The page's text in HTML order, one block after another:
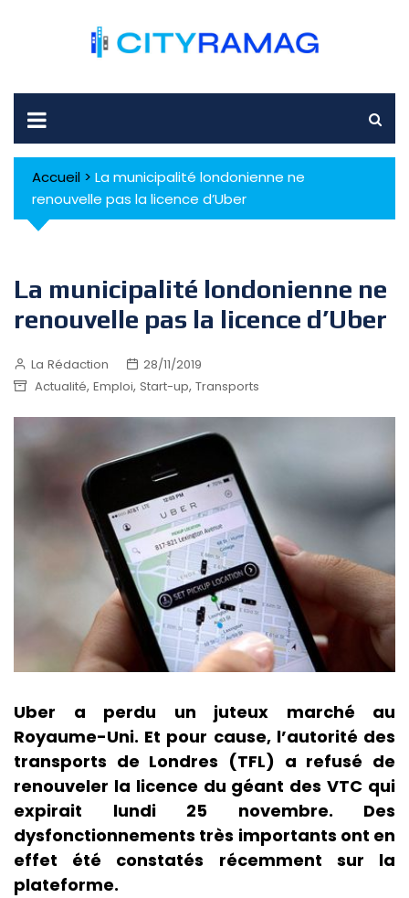
Accueil > La municipalité londonienne ne
renouvelle pas la licence d’Uber
La municipalité londonienne ne
renouvelle pas la licence d’Uber
La Rédaction
28/11/2019
Actualité, Emploi, Start-up, Transports
Uber a perdu un juteux marché au
Royaume-Uni. Et pour cause, l’autorité des
transports de Londres (TFL) a refusé de
renouveler la licence du géant des VTC qui
expirait lundi 25 novembre. Des
dysfonctionnements très importants ont en
effet été constatés récemment sur la
plateforme.